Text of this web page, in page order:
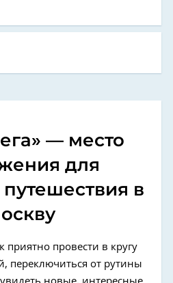
— место
для
в
приятно провести в кругу
переключиться от рутины